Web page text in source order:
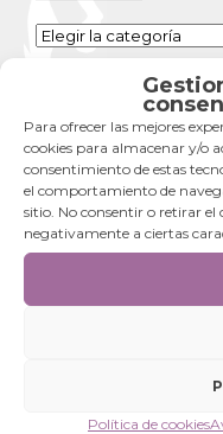
Para ofrecer las mejores
cookies para almacenar y/o
consentimiento de estas
el comportamiento de
sitio. No consentir o retirar
negativamente a ciertas
Política de cookies
Categorías